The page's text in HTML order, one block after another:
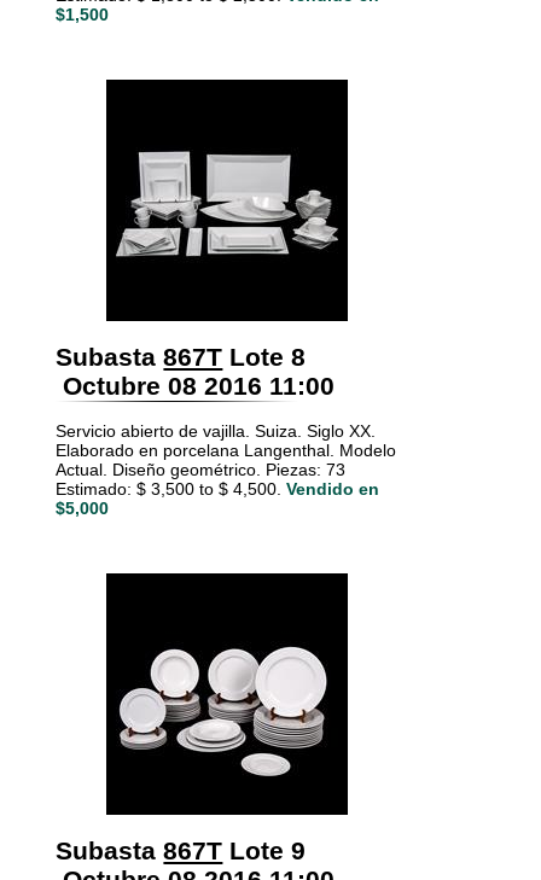
$1,500
Subasta 867T Lote 8
Octubre 08 2016 11:00
Servicio abierto de vajilla. Suiza. Siglo XX.
Elaborado en porcelana Langenthal. Modelo
Actual. Diseño geométrico. Piezas: 73
Estimado: $ 3,500 to $ 4,500. Vendido en
$5,000
Subasta 867T Lote 9